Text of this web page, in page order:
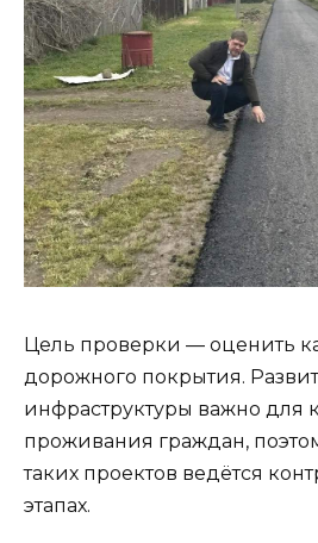
Цель проверки — оценить
дорожного покрытия.
инфраструктуры важно для
проживания граждан,
таких проектов ведётся
этапах.